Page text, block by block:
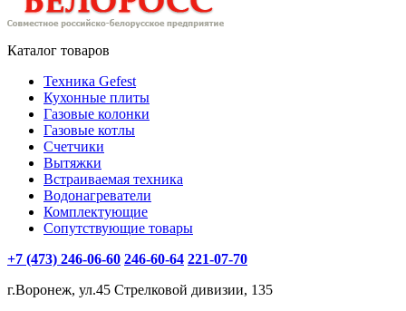
Каталог товаров
Техника Gefest
Кухонные плиты
Газовые колонки
Газовые котлы
Счетчики
Вытяжки
Встраиваемая техника
Водонагреватели
Комплектующие
Сопутствующие товары
+7 (473) 246-06-60 246-60-64 221-07-70
г.Воронеж, ул.45 Стрелковой дивизии, 135